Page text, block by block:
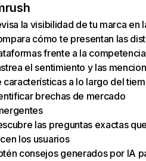
la visibilidad de tu marca en
cómo te presentan las
frente a la competencia
el sentimiento y las
características a lo largo del
brechas de mercado
las preguntas exactas
los usuarios
consejos generados por IA